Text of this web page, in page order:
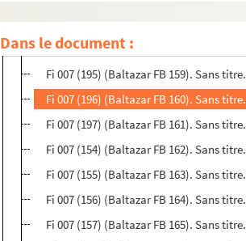
Dans le document :
Fi 007 (193) (Baltazar FB 157). Sans
Fi 007 (194) (Baltazar FB 158). Sans
Fi 007 (195) (Baltazar FB 159). Sans
Fi 007 (196) (Baltazar FB 160). Sans
Fi 007 (197) (Baltazar FB 161). Sans
Fi 007 (154) (Baltazar FB 162). Sans
Fi 007 (155) (Baltazar FB 163). Sans
Fi 007 (156) (Baltazar FB 164). Sans
Fi 007 (157) (Baltazar FB 165). Sans